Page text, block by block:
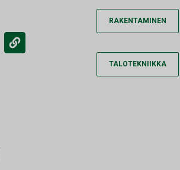
RAKENTAMINEN
TALOTEKNIIKKA